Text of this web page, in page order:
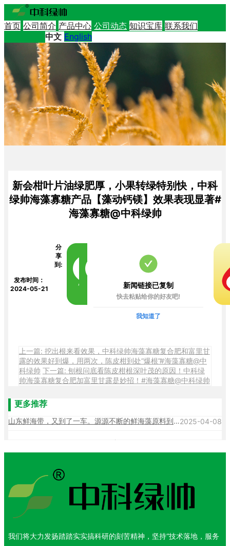
首页 公司简介 产品中心 公司动态 知识宝库 联系我们
中文 English
新会柑叶片油绿肥厚，小果转绿特别快，中科
绿帅海藻寡糖产品【藻动钙镁】效果表现显著#
海藻寡糖@中科绿帅
发布时间：
2024-05-21
分
享
到:
新闻链接已复制
快去粘贴给你的好友吧!
我知道了
上一篇: 挖出根来看效果，中科绿帅海藻寡糖复合肥和富里甘
露的效果好到爆，用两次，陈皮柑到处“爆根”#海藻寡糖@中
科绿帅 下一篇: 刨根问底看陈皮柑根深叶茂的原因！中科绿
帅海藻寡糖复合肥加富里甘露是妙招！#海藻寡糖@中科绿帅
更多推荐
山东鲜海带，又到了一车。源源不断的鲜海藻原料到厂 生产也在紧锣密鼓的进行中!#海藻寡糖 @中科绿帅2025-04-08
我们将大力发扬踏踏实实搞科研的刻苦精神，坚持“技术落地，服务